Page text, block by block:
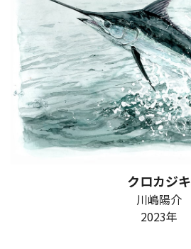
クロカジキ
川嶋陽介
2023年